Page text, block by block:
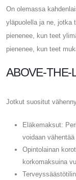
On olemassa
yläpuolella ja ne, jotka
pienenee, kun teet
pienenee, kun teet
ABOVE-THE-
Jotkut suositut
Eläkemaksut:
voidaan
Opintolainan
korkomaksuina